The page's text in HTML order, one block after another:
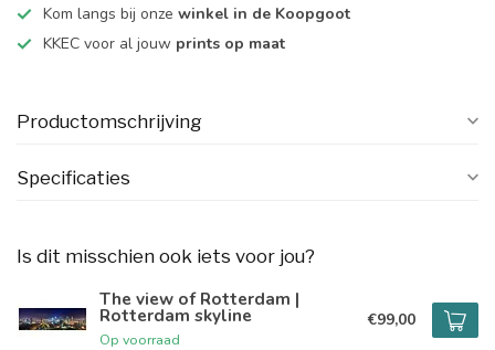
Kom langs bij onze winkel in de Koopgoot
KKEC voor al jouw prints op maat
Productomschrijving
Specificaties
Is dit misschien ook iets voor jou?
The view of Rotterdam |
Rotterdam skyline
Op voorraad
€99,00